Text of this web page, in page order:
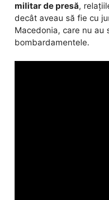
militar de presă,
decât aveau să fie cu
Macedonia, care nu au
bombardamentele.